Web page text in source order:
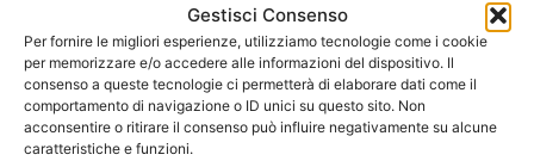
Gestisci Consenso
Per fornire le migliori esperienze, utilizziamo tecnologie come i cookie
per memorizzare e/o accedere alle informazioni del dispositivo. Il
consenso a queste tecnologie ci permetterà di elaborare dati come il
comportamento di navigazione o ID unici su questo sito. Non
acconsentire o ritirare il consenso può influire negativamente su alcune
caratteristiche e funzioni.
Rottamazione Gratis Scooter
Giardino
Rottamazione Gratuita AutoCittà
Giardino
Rottamazione Gratuita CamperCittà